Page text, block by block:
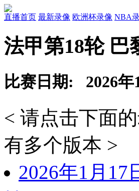
直播首页 最新录像 欧洲杯录像 NBA
法甲第18轮
比赛日期: 2026年
< 请点击下面
有多个版本 >
2026年1月17